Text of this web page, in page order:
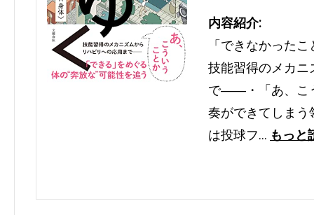
内容紹介:
「できなかった
技能習得のメカニ
で――・「あ、こ
奏ができてしまう
は投球フ… もっと